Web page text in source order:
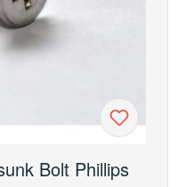
Bolt Phillips